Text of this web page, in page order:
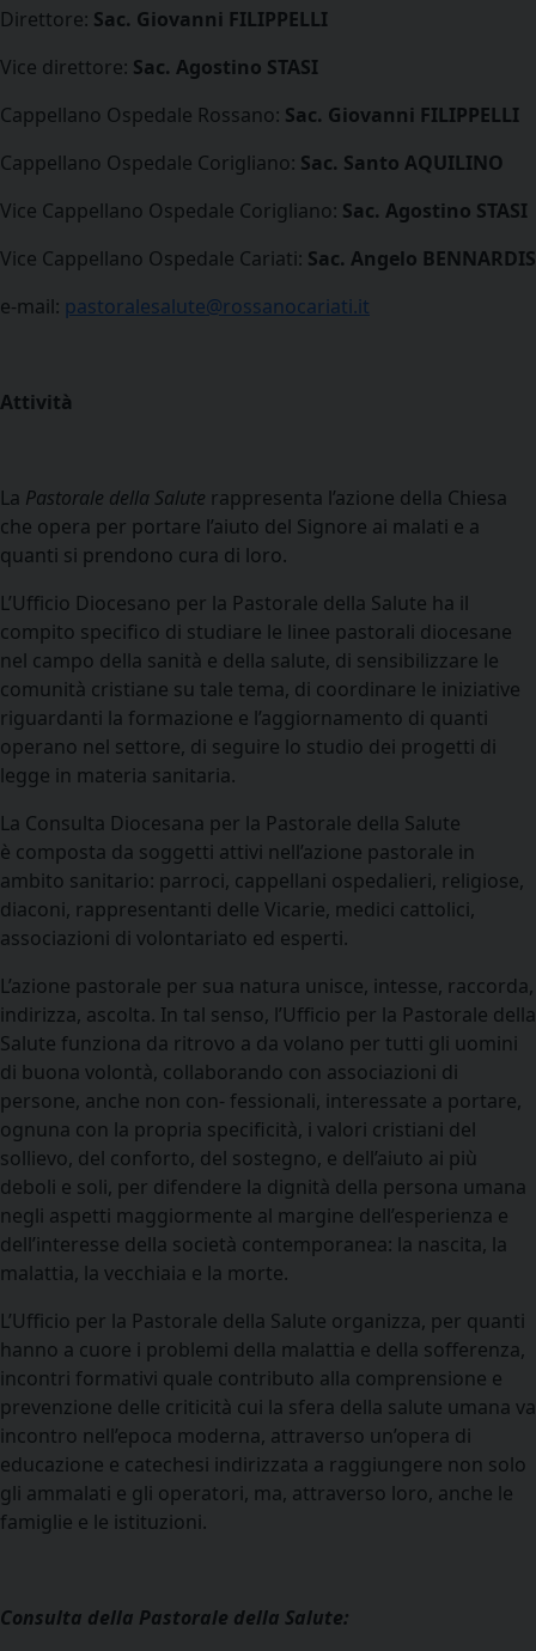
Direttore: Sac. Giovanni FILIPPELLI
Vice direttore: Sac. Agostino STASI
Cappellano Ospedale Rossano: Sac. Giovanni FILIPPELLI
Cappellano Ospedale Corigliano: Sac. Santo AQUILINO
Vice Cappellano Ospedale Corigliano: Sac. Agostino STASI
Vice Cappellano Ospedale Cariati: Sac. Angelo BENNARDIS
e-mail: pastoralesalute@rossanocariati.it
Attività
La Pastorale della Salute rappresenta l’azione della Chiesa
che opera per portare l’aiuto del Signore ai malati e a
quanti si prendono cura di loro.
L’Ufficio Diocesano per la Pastorale della Salute ha il
compito specifico di studiare le linee pastorali diocesane
nel campo della sanità e della salute, di sensibilizzare le
comunità cristiane su tale tema, di coordinare le iniziative
riguardanti la formazione e l’aggiornamento di quanti
operano nel settore, di seguire lo studio dei progetti di
legge in materia sanitaria.
La Consulta Diocesana per la Pastorale della Salute
è composta da soggetti attivi nell’azione pastorale in
ambito sanitario: parroci, cappellani ospedalieri, religiose,
diaconi, rappresentanti delle Vicarie, medici cattolici,
associazioni di volontariato ed esperti.
L’azione pastorale per sua natura unisce, intesse, raccorda,
indirizza, ascolta. In tal senso, l’Ufficio per la Pastorale della
Salute funziona da ritrovo a da volano per tutti gli uomini
di buona volontà, collaborando con associazioni di
persone, anche non con- fessionali, interessate a portare,
ognuna con la propria specificità, i valori cristiani del
sollievo, del conforto, del sostegno, e dell’aiuto ai più
deboli e soli, per difendere la dignità della persona umana
negli aspetti maggiormente al margine dell’esperienza e
dell’interesse della società contemporanea: la nascita, la
malattia, la vecchiaia e la morte.
L’Ufficio per la Pastorale della Salute organizza, per quanti
hanno a cuore i problemi della malattia e della sofferenza,
incontri formativi quale contributo alla comprensione e
prevenzione delle criticità cui la sfera della salute umana va
incontro nell’epoca moderna, attraverso un’opera di
educazione e catechesi indirizzata a raggiungere non solo
gli ammalati e gli operatori, ma, attraverso loro, anche le
famiglie e le istituzioni.
Consulta della Pastorale della Salute: